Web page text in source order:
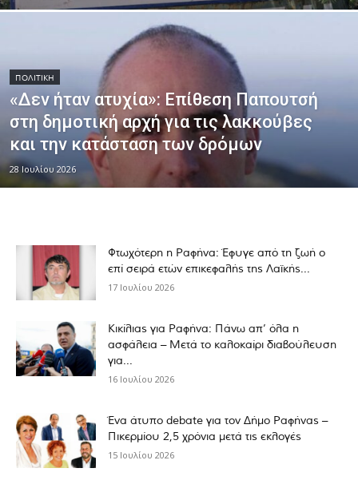
ΠΟΛΙΤΙΚΉ
«Δεν ήταν ατυχία»: Επίθεση Παπουτσή
στη δημοτική αρχή για τις λακκούβες
και την κατάσταση των δρόμων
28 Ιουλίου 2026
Φτωχότερη η Ραφήνα: Έφυγε από τη ζωή ο
επί σειρά ετών επικεφαλής της Λαϊκής...
17 Ιουλίου 2026
Κικίλιας για Ραφήνα: Πάνω απ’ όλα η
ασφάλεια – Μετά το καλοκαίρι διαβούλευση
για...
16 Ιουλίου 2026
Ένα άτυπο debate για τον Δήμο Ραφήνας –
Πικερμίου 2,5 χρόνια μετά τις εκλογές
15 Ιουλίου 2026